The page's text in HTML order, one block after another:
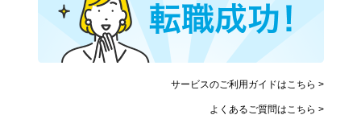
サービスのご利用ガイドはこちら >
よくあるご質問はこちら >